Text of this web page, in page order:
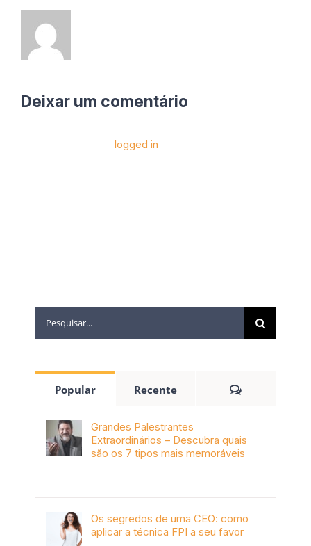
Deixar um comentário
logged in
Popular Recente
Grandes Palestrantes
Extraordinários – Descubra quais
são os 7 tipos mais memoráveis
Os segredos de uma CEO: como
aplicar a técnica FPI a seu favor